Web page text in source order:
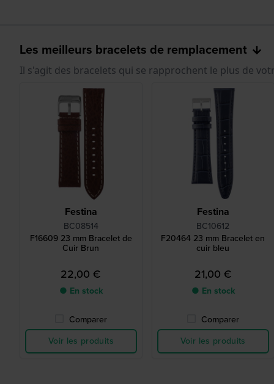
Les meilleurs bracelets de remplacement
Il s'agit des bracelets qui se rapprochent le plus de
Festina
BC08514
F16609 23 mm Bracelet de
Cuir Brun
22,00 €
● En stock
Comparer
Voir les produits
Festina
BC10612
F20464 23 mm Bracelet en
cuir bleu
21,00 €
● En stock
Comparer
Voir les produits